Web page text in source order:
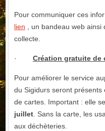
Pour communiquer ces
lien , un bandeau web
collecte.
· Création gratuite de
Pour améliorer le service
du Sigidurs seront
de cartes. Important : elle
juillet. Sans la carte, les
aux déchèteries.